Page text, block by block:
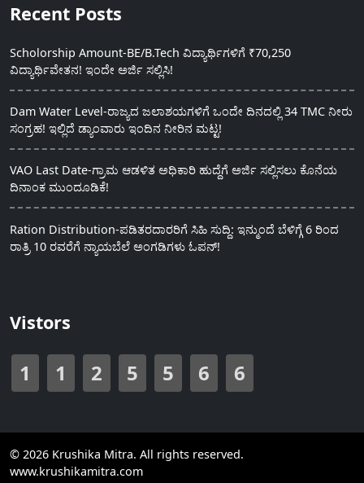
Recent Posts
Scholorship Amount-BE/B.Tech ವಿದ್ಯಾರ್ಥಿಗಳಿಗೆ ₹70,250
ವಿದ್ಯಾರ್ಥಿವೇತನ! ಇಂದೇ ಅರ್ಜಿ ಸಲ್ಲಿಸಿ!
Dam Water Level-ರಾಜ್ಯದ ಜಲಾಶಯಗಳಿಗೆ ಒಂದೇ ದಿನದಲ್ಲಿ 34 TMC ನೀರು
ಸಂಗ್ರಹ! ಇಲ್ಲಿದೆ ಡ್ಯಾಂವಾರು ಇಂದಿನ ನೀರಿನ ಮಟ್ಟ!
VAO Last Date-ಗ್ರಾಮ ಆಡಳಿತ ಅಧಿಕಾರಿ ಹುದ್ದೆಗೆ ಅರ್ಜಿ ಸಲ್ಲಿಸಲು ಕೊನೆಯ
ದಿನಾಂಕ ಮುಂದೂಡಿಕೆ!
Ration Distribution-ಪಡಿತರದಾರರಿಗೆ ಸಿಹಿ ಸುದ್ದಿ: ಇನ್ಮುಂದೆ ಬೆಳಿಗ್ಗೆ 6 ರಿಂದ
ರಾತ್ರಿ 10 ರವರೆಗೆ ನ್ಯಾಯಬೆಲೆ ಅಂಗಡಿಗಳು ಓಪನ್!
Vistors
1 1 2 5 5 6 6
© 2026 Krushika Mitra. All rights reserved.
www.krushikamitra.com